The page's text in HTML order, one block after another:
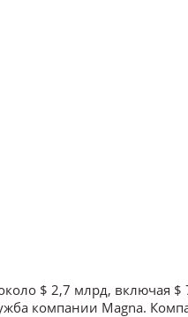
$ 2,7 млрд, включая
компании Magna.